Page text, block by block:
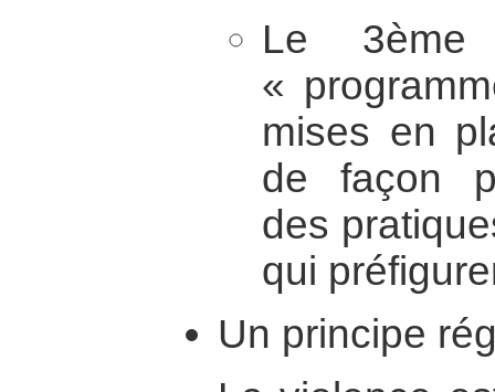
Le
«
mises en
de façon
des
qui
Un principe